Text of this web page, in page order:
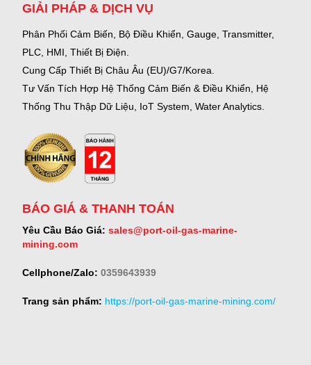
GIẢI PHÁP & DỊCH VỤ
Phân Phối Cảm Biến, Bộ Điều Khiển, Gauge, Transmitter,
PLC, HMI, Thiết Bị Điện.
Cung Cấp Thiết Bị Châu Âu (EU)/G7/Korea.
Tư Vấn Tích Hợp Hệ Thống Cảm Biến & Điều Khiển, Hệ
Thống Thu Thập Dữ Liệu, IoT System, Water Analytics.
BÁO GIÁ & THANH TOÁN
Yêu Cầu Báo Giá: sales@port-oil-gas-marine-
mining.com
Cellphone/Zalo: 0359643939
Trang sản phẩm: https://port-oil-gas-marine-mining.com/